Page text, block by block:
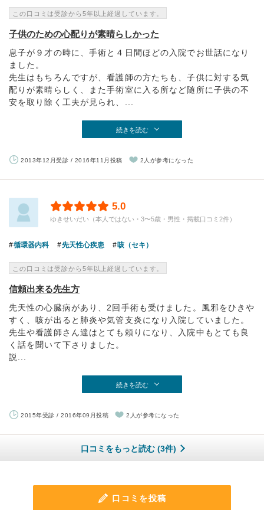
この口コミは受診から5年以上経過しています。
子供のための心配りが素晴らしかった
息子が９才の時に、手術と４日間ほどの入院でお世話になり
ました。
先生はもちろんですが、看護師の方たちも、子供に対する気
配りが素晴らしく、また手術室に入る所など随所に子供の不
安を取り除く工夫が見られ、...
続きを読む
2013年12月受診 / 2016年11月投稿 2人が参考になった
5.0
ゆきせいだい（本人ではない・3〜5歳・男性・掲載口コミ2件）
循環器内科 先天性心疾患 咳（セキ）
この口コミは受診から5年以上経過しています。
信頼出来る先生方
先天性の心臓病があり、2回手術も受けました。風邪をひきや
すく、咳が出ると肺炎や気管支炎になり入院していました。
先生や看護師さん達はとても頼りになり、入院中もとても良
く話を聞いて下さりました。
説...
続きを読む
2015年受診 / 2016年09月投稿 2人が参考になった
口コミをもっと読む (3件)
口コミを投稿